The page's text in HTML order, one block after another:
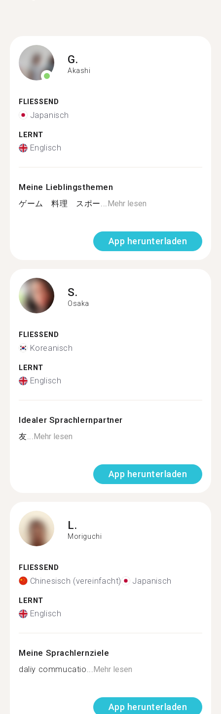
G.
Akashi
FLIESSEND
Japanisch
LERNT
Englisch
Meine Lieblingsthemen
ゲーム 料理 スポー...Mehr lesen
App herunterladen
S.
Osaka
FLIESSEND
Koreanisch
LERNT
Englisch
Idealer Sprachlernpartner
友...Mehr lesen
App herunterladen
L.
Moriguchi
FLIESSEND
Chinesisch (vereinfacht) Japanisch
LERNT
Englisch
Meine Sprachlernziele
daliy commucatio...Mehr lesen
App herunterladen